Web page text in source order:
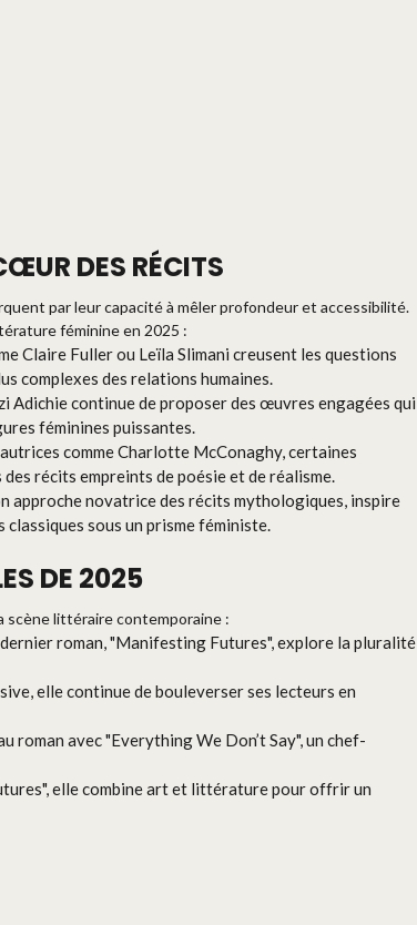
DES RÉCITS
par leur capacité à mêler profondeur et accessibilité.
féminine en 2025 :
Claire Fuller ou Leïla Slimani creusent les questions
complexes des relations humaines.
Adichie continue de proposer des œuvres engagées qui
féminines puissantes.
comme Charlotte McConaghy, certaines
récits empreints de poésie et de réalisme.
approche novatrice des récits mythologiques, inspire
sous un prisme féministe.
DE 2025
scène littéraire contemporaine :
roman, "Manifesting Futures", explore la pluralité
elle continue de bouleverser ses lecteurs en
roman avec "Everything We Don’t Say", un chef-
elle combine art et littérature pour offrir un